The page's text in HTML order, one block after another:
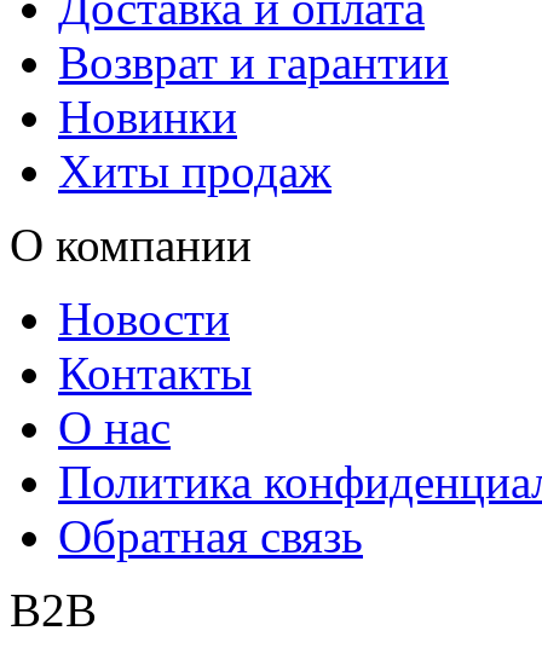
Возврат и гарантии
Новинки
Хиты продаж
О компании
Новости
Контакты
О нас
Политика
Обратная связь
B2B